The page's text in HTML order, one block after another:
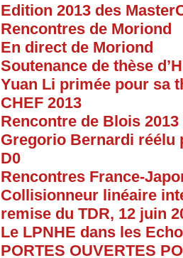
Edition 2013 des
Rencontres de Moriond
En direct de Moriond
Soutenance de thèse
Yuan Li primée pour sa
CHEF 2013
Rencontre de Blois 2013
Gregorio Bernardi réélu
D0
Rencontres France-
Collisionneur linéaire
remise du TDR, 12 juin
Le LPNHE dans les
PORTES OUVERTES